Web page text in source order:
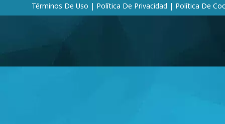
Términos De Uso | Política De Privacidad | Política De